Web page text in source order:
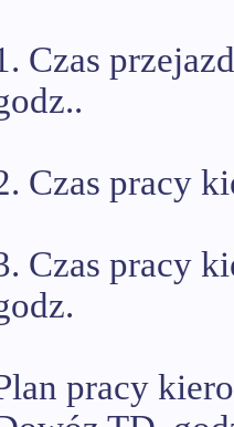
Czas
Czas pracy
Czas pracy
pracy